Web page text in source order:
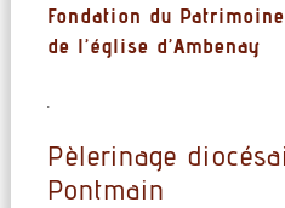
Fondation du
de l’église d’Ambenay
Pèlerinage
Pontmain